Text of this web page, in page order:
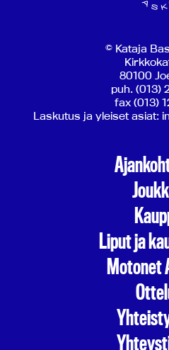
© Kataja
80100
puh. (013)
fax (013)
Laskutus ja yleiset asiat:
Liput ja
Motonet